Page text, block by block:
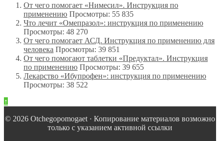
От чего помогает «Нимесил». Инструкция по
применению Просмотры: 55 835
Что лечит «Омепразол»: инструкция по применению
Просмотры: 48 270
От чего помогает АСД. Инструкция по применению для
человека Просмотры: 39 851
От чего помогают таблетки «Предуктал». Инструкция
по применению Просмотры: 39 655
Лекарство «Ибупрофен»: инструкция по применению
Просмотры: 38 522
↑
© 2026 Оtchegopomogaet · Копирование материалов возможно
только с указанием активной ссылки